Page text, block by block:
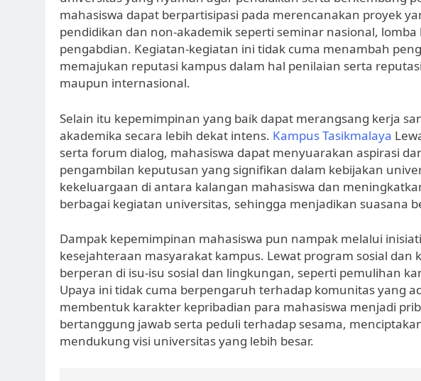
mahasiswa dapat berpartisipasi pada merencanakan proyek
pendidikan dan non-akademik seperti seminar nasional,
pengabdian. Kegiatan-kegiatan ini tidak cuma menambah
memajukan reputasi kampus dalam hal penilaian serta
maupun internasional.
Selain itu kepemimpinan yang baik dapat merangsang kerja
akademika secara lebih dekat intens. Kampus Tasikmalaya
serta forum dialog, mahasiswa dapat menyuarakan aspirasi
pengambilan keputusan yang signifikan dalam kebijakan
kekeluargaan di antara kalangan mahasiswa dan
berbagai kegiatan universitas, sehingga menjadikan suasana
Dampak kepemimpinan mahasiswa pun nampak melalui
kesejahteraan masyarakat kampus. Lewat program sosial dan
berperan di isu-isu sosial dan lingkungan, seperti pemulihan
Upaya ini tidak cuma berpengaruh terhadap komunitas yang
membentuk karakter kepribadian para mahasiswa menjadi
bertanggung jawab serta peduli terhadap sesama,
mendukung visi universitas yang lebih besar.